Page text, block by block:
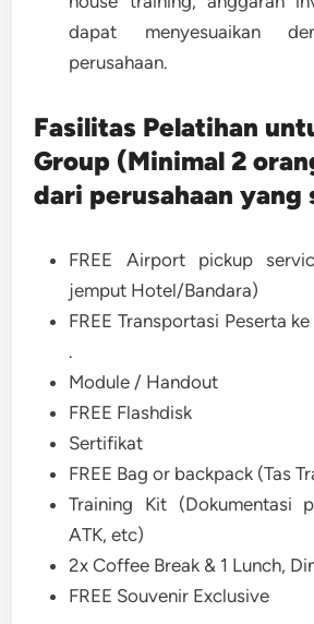
dapat menyesuaikan
perusahaan.
Fasilitas Pelatihan
Group (Minimal 2
dari perusahaan yang
FREE Airport pickup
jemput Hotel/Bandara)
FREE Transportasi Peserta
.
Module / Handout
FREE Flashdisk
Sertifikat
FREE Bag or backpack (Tas
Training Kit (Dokumentasi
ATK, etc)
2x Coffee Break & 1 Lunch,
FREE Souvenir Exclusive